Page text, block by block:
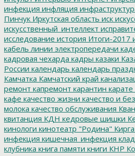
инфекция инфляция
Пинчук Иркутская область иск
искусственный_интеллект
исследование история Итоги-2017
кабель линии электропередачи
кадровая чехарда кадры казаки
России календарь календарь
Камчатка Камчатский край
ремонт капремонт карантин карате
кафе качество жизни качество и
молока качество обслуживания
квитанция КДН кедровые шишки
кинологи кинотеатр "Родина" Кирга
инфекция кишечная_инфекция
клубника книга памяти книги КНР